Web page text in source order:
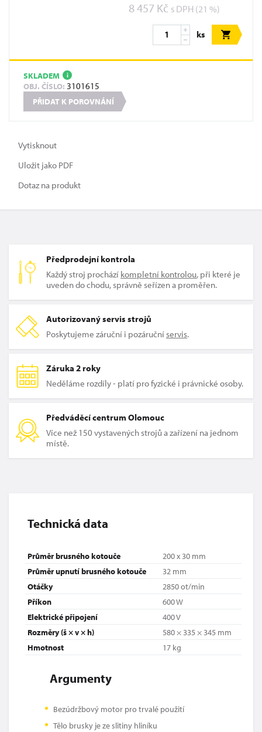
8 457 Kč s DPH (21 %)
ks
SKLADEM i
OBJ. ČÍSLO: 3101615
PŘIDAT K POROVNÁNÍ
Vytisknout
Uložit jako PDF
Dotaz na produkt
Předprodejní kontrola
Každý stroj prochází kompletní kontrolou, při které je
uveden do chodu, správně seřízen a proměřen.
Autorizovaný servis strojů
Poskytujeme záruční i pozáručníservis.
Záruka 2 roky
Neděláme rozdíly - platí pro fyzické i právnické osoby.
Předváděcí centrum Olomouc
Více než 150 vystavených strojů a zařízení na jednom
místě.
Technická data
Průměr brusného kotouče
200 x 30 mm
Průměr upnutí brusného kotouče
32 mm
Otáčky
2850 ot/min
Příkon
600 W
Elektrické připojení
400 V
Rozměry (š × v × h)
580 × 335 × 345 mm
Hmotnost
17 kg
Argumenty
Bezúdržbový motor pro trvalé použití
Tělo brusky je ze slitiny hliníku